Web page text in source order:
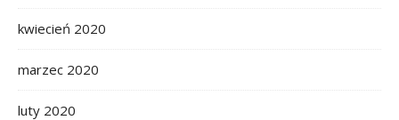
kwiecień 2020
marzec 2020
luty 2020